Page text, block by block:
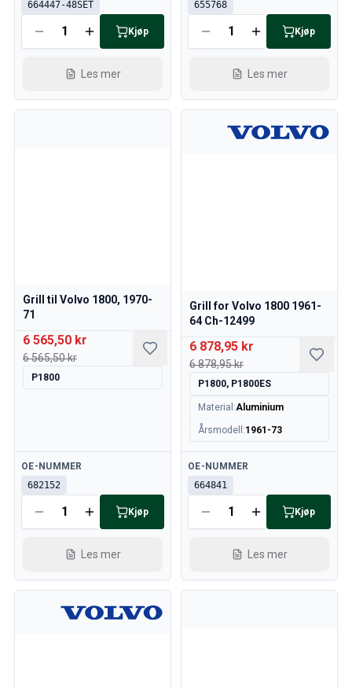
Kjølesystem
Drivlinje
Gassregulering
Chassis & Styring
Tilbehør & Øvrig
664447-48SET
Kjøp
Les mer
655768
Kjøp
Les mer
Grill til Volvo 1800, 1970-
71
6 565,50 kr
6 565,50 kr
P1800
Tilgjengelig
OE-NUMMER
682152
Kjøp
Les mer
Grill for Volvo 1800 1961-
64 Ch-12499
6 878,95 kr
6 878,95 kr
P1800, P1800ES
Material :Aluminium
Årsmodell :1961-73
Tilgjengelig
OE-NUMMER
664841
Kjøp
Les mer